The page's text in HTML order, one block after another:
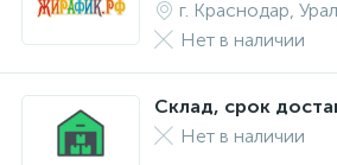
г. Краснодар,
Нет в наличии
Склад, срок
Нет в наличии